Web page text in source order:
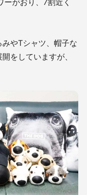
がおり、7割近く
やTシャツ、帽子な
をしていますが、